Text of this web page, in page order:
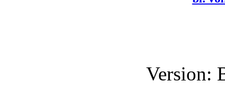
Version: